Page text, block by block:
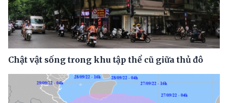
Chật vật sống trong khu tập thể cũ giữa thủ đô